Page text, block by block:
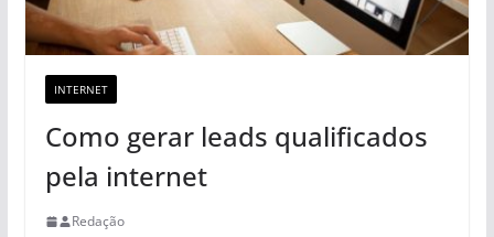
INTERNET
Como gerar leads qualificados
pela internet
Redação